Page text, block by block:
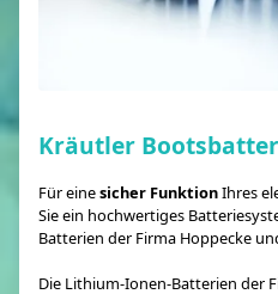
Kräutler
Für einesicher FunktionIhres
Sie ein hochwertiges
Batterien der Firma Hoppecke
Die Lithium-Ionen-Batterien der